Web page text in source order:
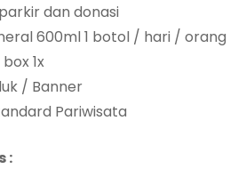
dan donasi
600ml 1 botol / hari / orang
1x
/ Banner
Pariwisata
: